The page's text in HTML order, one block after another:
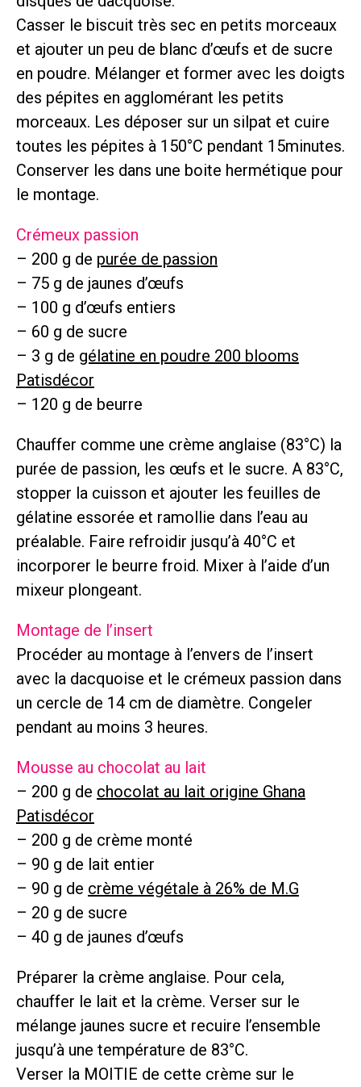
Casser le biscuit très sec en petits morceaux
et ajouter un peu de blanc d’œufs et de sucre
en poudre. Mélanger et former avec les doigts
des pépites en agglomérant les petits
morceaux. Les déposer sur un silpat et cuire
toutes les pépites à 150°C pendant 15minutes.
Conserver les dans une boite hermétique pour
le montage.
Crémeux passion
– 200 g de purée de passion
– 75 g de jaunes d’œufs
– 100 g d’œufs entiers
– 60 g de sucre
– 3 g de gélatine en poudre 200 blooms
Patisdécor
– 120 g de beurre
Chauffer comme une crème anglaise (83°C) la
purée de passion, les œufs et le sucre. A 83°C,
stopper la cuisson et ajouter les feuilles de
gélatine essorée et ramollie dans l’eau au
préalable. Faire refroidir jusqu’à 40°C et
incorporer le beurre froid. Mixer à l’aide d’un
mixeur plongeant.
Montage de l’insert
Procéder au montage à l’envers de l’insert
avec la dacquoise et le crémeux passion dans
un cercle de 14 cm de diamètre. Congeler
pendant au moins 3 heures.
Mousse au chocolat au lait
– 200 g de chocolat au lait origine Ghana
Patisdécor
– 200 g de crème monté
– 90 g de lait entier
– 90 g de crème végétale à 26% de M.G
– 20 g de sucre
– 40 g de jaunes d’œufs
Préparer la crème anglaise. Pour cela,
chauffer le lait et la crème. Verser sur le
mélange jaunes sucre et recuire l’ensemble
jusqu’à une température de 83°C.
Verser la MOITIE de cette crème sur le